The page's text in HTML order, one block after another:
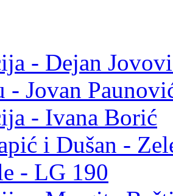
- Dejan
- Jovan
- Ivana Borić
i Dušan -
- LG 190